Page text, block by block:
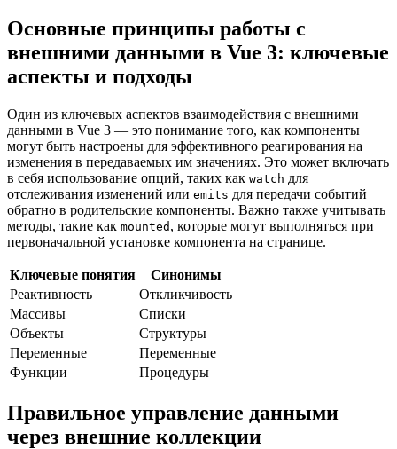
Основные принципы работы с
внешними данными в Vue 3: ключевые
аспекты и подходы
Один из ключевых аспектов взаимодействия с внешними
данными в Vue 3 — это понимание того, как компоненты
могут быть настроены для эффективного реагирования на
изменения в передаваемых им значениях. Это может включать
в себя использование опций, таких как watch для
отслеживания изменений или emits для передачи событий
обратно в родительские компоненты. Важно также учитывать
методы, такие как mounted , которые могут выполняться при
первоначальной установке компонента на странице.
Ключевые понятия
Синонимы
Реактивность
Откликчивость
Массивы
Списки
Объекты
Структуры
Переменные
Переменные
Функции
Процедуры
Правильное управление данными
через внешние коллекции